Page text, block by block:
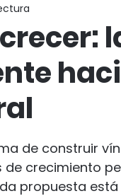
e
Comunidad
libre
de construir
crecimiento
propuesta